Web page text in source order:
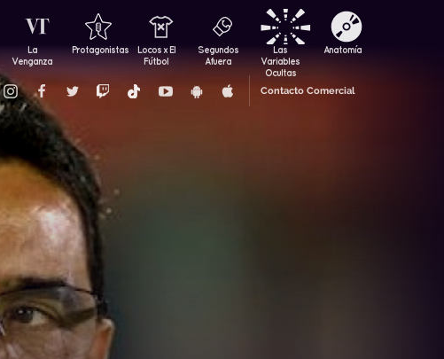
La
Venganza
Protagonistas
Locos x El
Fútbol
Segundos
Afuera
Las
Variables
Ocultas
Anatomía
Contacto Comercial